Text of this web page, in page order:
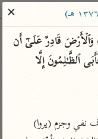
الشرعي
مصاحف معاجم
✕